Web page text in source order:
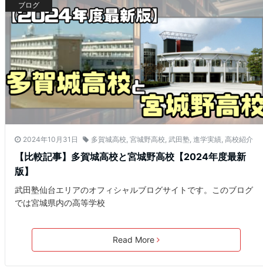
ブログ
2024年10月31日 多賀城高校, 宮城野高校, 武田塾, 進学実績, 高校紹介
【比較記事】多賀城高校と宮城野高校【2024年度最新
版】
武田塾仙台エリアのオフィシャルブログサイトです。このブログ
では宮城県内の高等学校
Read More